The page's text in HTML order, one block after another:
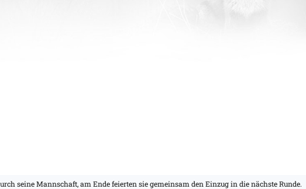
seine Mannschaft, am Ende feierten sie gemeinsam den Einzug in die nächste Runde.